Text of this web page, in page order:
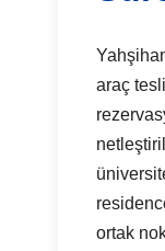
araç
ortak